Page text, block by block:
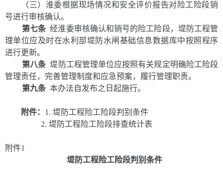
（三）淮委根据现场情况和安全评价报告对险工险段销
号进行审核确认。
第七条 经淮委审核确认和销号的险工险段，堤防工程管
理单位应及时在水利部堤防水闸基础信息数据库中按照程序
进行更新。
第八条 堤防工程管理单位应按照有关规定明确 险工险段
管理责任，完善管理制度和应急预案，履行管理职责。
第九条 本办法自发布之日起施行。
附件： 1. 堤防工程险工险段判别条件
2. 堤防工程险工险段排查统计表
附件1
堤防工程险工险段判别条件